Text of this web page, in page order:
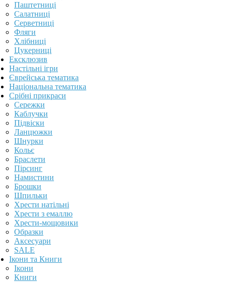
Паштетниці
Салатниці
Серветниці
Фляги
Хлібниці
Цукерниці
Ексклюзив
Настільні ігри
Єврейська тематика
Національна тематика
Срібні прикраси
Сережки
Каблучки
Підвіски
Ланцюжки
Шнурки
Кольє
Браслети
Пірсинг
Намистини
Брошки
Шпильки
Хрести натільні
Хрести з емаллю
Хрести-мощовики
Образки
Аксесуари
SALE
Ікони та Книги
Ікони
Книги